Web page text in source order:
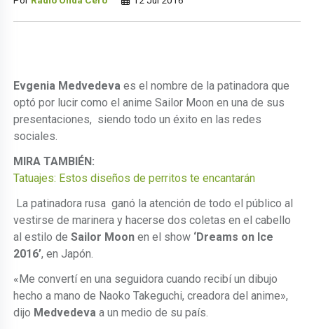
Evgenia Medvedeva es el nombre de la patinadora que
optó por lucir como el anime Sailor Moon en una de sus
presentaciones, siendo todo un éxito en las redes
sociales.
MIRA TAMBIÉN:
Tatuajes: Estos diseños de perritos te encantarán
La patinadora rusa ganó la atención de todo el público al
vestirse de marinera y hacerse dos coletas en el cabello
al estilo deSailor Moon en el show ‘Dreams on Ice
2016’, en Japón.
«Me convertí en una seguidora cuando recibí un dibujo
hecho a mano de Naoko Takeguchi, creadora del anime»,
dijo Medvedeva a un medio de su país.